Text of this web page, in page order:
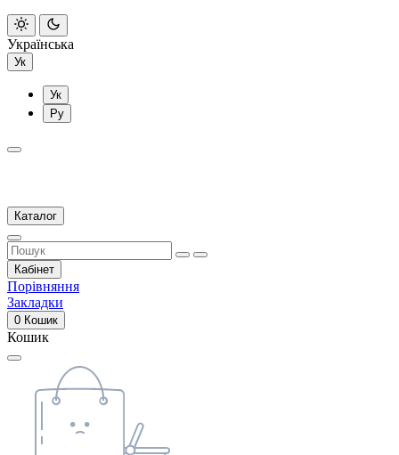
Українська
Ук
Ук
Ру
Каталог
Кабінет
Порівняння
Закладки
0 Кошик
Кошик